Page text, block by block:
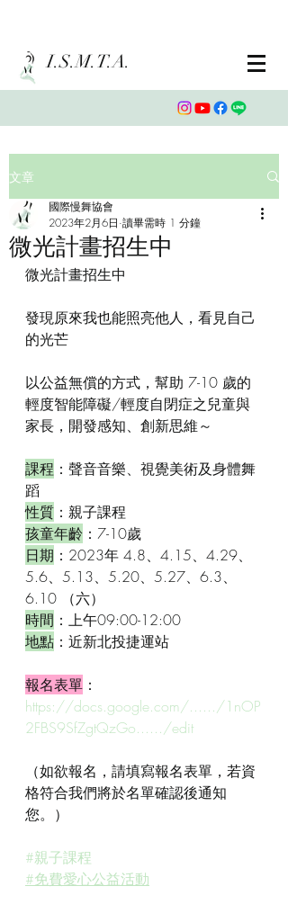
I.S.M.T.A.
文章
微光計畫招生中
國際慢舞協會
2023年2月6日 讀畢需時 1 分鐘
微光計畫招生中
發現原來我也能照亮他人，看見自己
的光芒
以公益無償的方式，幫助 7-10 歲的
輕度智能障礙/輕度自閉症之兒童與
家長，開發感知、創新思維～
課程 ：聲音音樂、視覺美術及身體舞
蹈
性質 ：親子課程
孩童年齡 ：7-10歲
日期 ：2023年 4.8、4.15、4.29、
5.6、5.13、5.20、5.27、6.3、
6.10 （六）
時間 ：上午09:00-12:00
地點 ：近新北投捷運站
報名表單 ：
https://docs.google.com/....../1nOP
2FBS9SfZgtQzGo....../edit
（如欲報名，請填寫報名表單，若資
格符合我們將於名單確認後通知
您。）
#親子課程
#免費愛心公益活動